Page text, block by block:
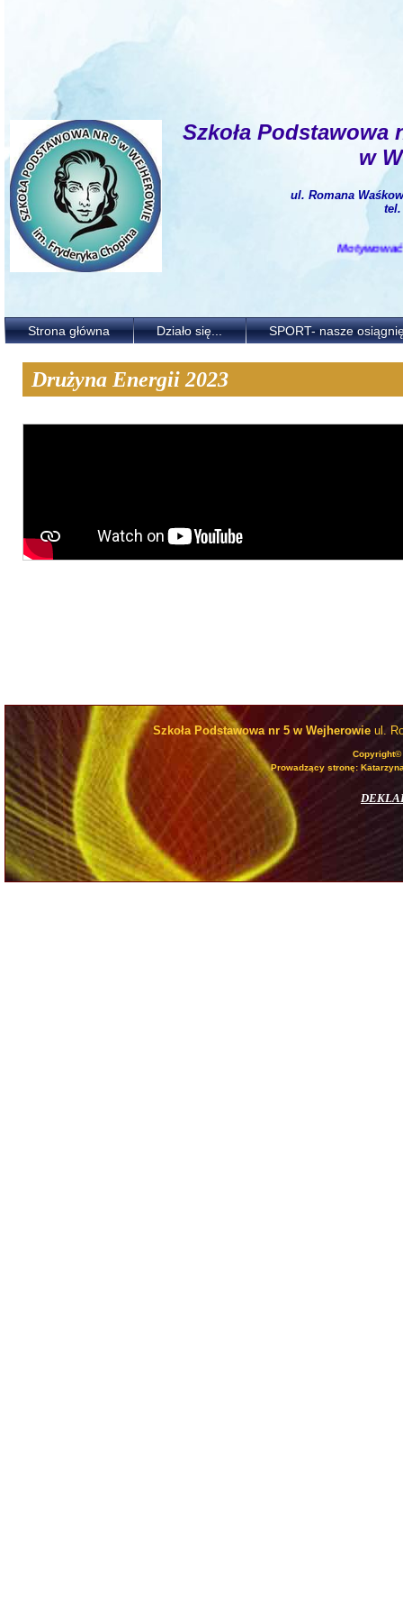
Szkoła Podstawowa
w
ul. Romana
tel.
Motywować i
Strona główna Działo się... SPORT- nasze
Drużyna Energii 2023
Szkoła Podstawowa nr 5 w Wejherowie ul.
Prowadzący stronę: